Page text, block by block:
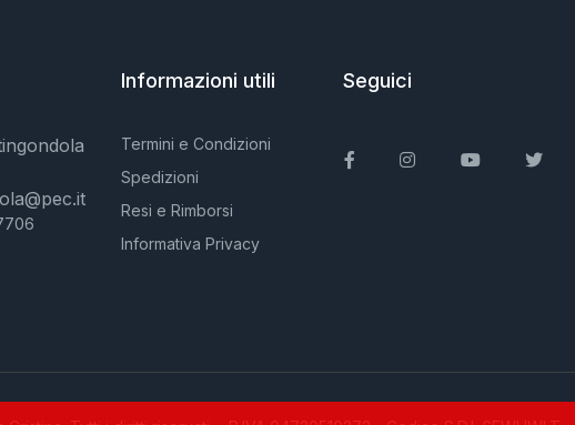
Informazioni utili
Termini e Condizioni
Spedizioni
Resi e Rimborsi
Informativa Privacy
Seguici
FacebookInstagramYou Tube